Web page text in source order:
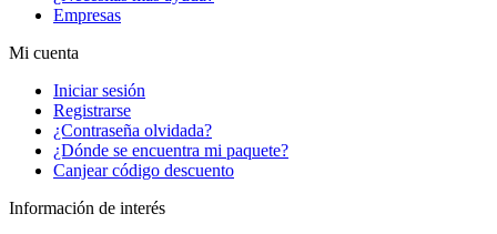
Empresas
Mi cuenta
Iniciar sesión
Registrarse
¿Contraseña olvidada?
¿Dónde se encuentra mi paquete?
Canjear código descuento
Información de interés